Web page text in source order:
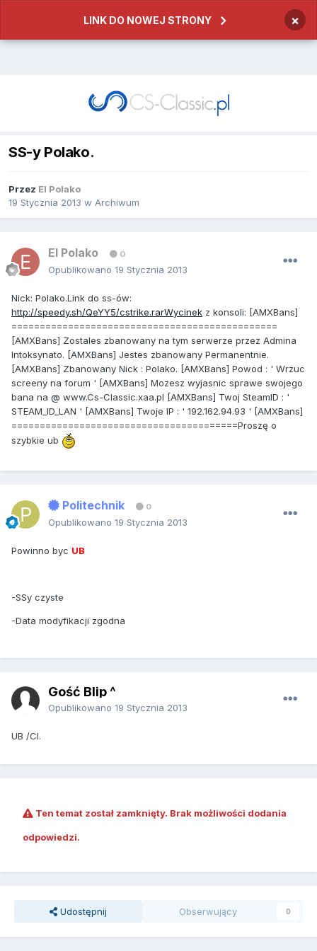
LINK DO NOWEJ STRONY ×
SS-y Polako.
Przez El Polako
19 Stycznia 2013 w Archiwum
El Polako 0
Opublikowano 19 Stycznia 2013
Nick: Polako.Link do ss-ów:
http://speedy.sh/QeYY5/cstrike.rarWycinek z konsoli: [AMXBans]
===============================================
[AMXBans] Zostales zbanowany na tym serwerze przez Admina
Intoksynato. [AMXBans] Jestes zbanowany Permanentnie.
[AMXBans] Zbanowany Nick : Polako. [AMXBans] Powod : ' Wrzuc
screeny na forum ' [AMXBans] Mozesz wyjasnic sprawe swojego
bana na @ www.Cs-Classic.xaa.pl [AMXBans] Twoj SteamID : '
STEAM_ID_LAN ' [AMXBans] Twoje IP : ' 192.162.94.93 ' [AMXBans]
========================================Proszę o
szybkie ub
Politechnik 0
Opublikowano 19 Stycznia 2013
Powinno byc UB
-SSy czyste
-Data modyfikacji zgodna
Gość Blip ^
Opublikowano 19 Stycznia 2013
UB /Cl.
Ten temat został zamknięty. Brak możliwości dodania
odpowiedzi.
Udostępnij Obserwujący 0